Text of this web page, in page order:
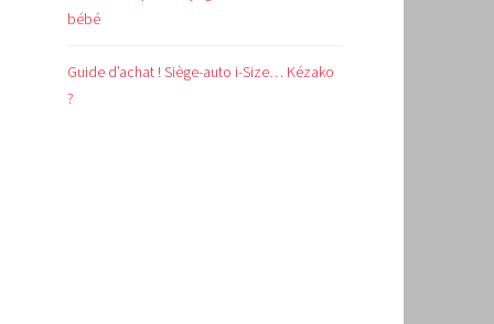
bébé
Guide d’achat ! Siège-auto i-Size… Kézako
?